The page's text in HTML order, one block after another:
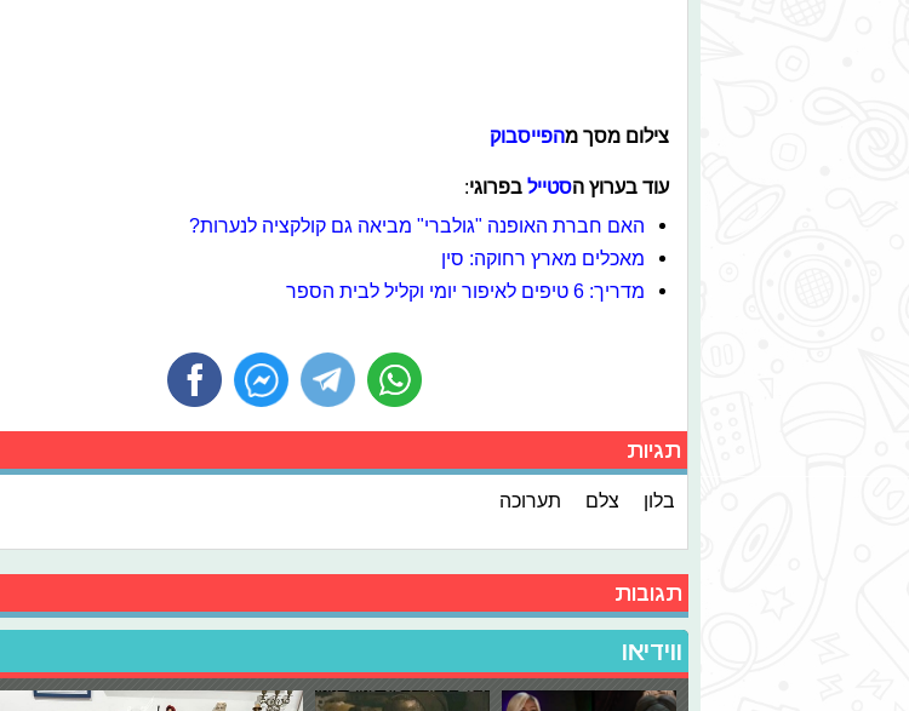
צילום מסך מהפייסבוק
עוד בערוץ הסטייל בפרוגי:
האם חברת האופנה "גולברי" מביאה גם קולקציה לנערות?
מאכלים מארץ רחוקה: סין
מדריך: 6 טיפים לאיפור יומי וקליל לבית הספר
תגיות
בלון צלם תערוכה
תגובות
ווידיאו